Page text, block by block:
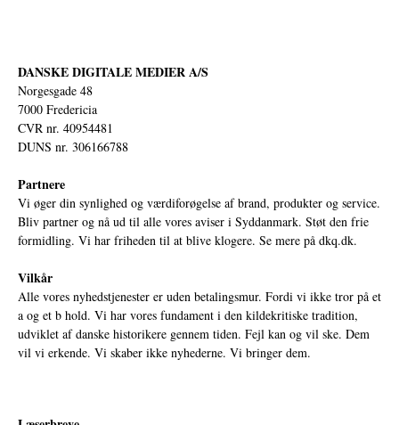
DANSKE DIGITALE MEDIER A/S
Norgesgade 48
7000 Fredericia
CVR nr. 40954481
DUNS nr. 306166788
Partnere
Vi øger din synlighed og værdiforøgelse af brand, produkter og service.
Bliv partner og nå ud til alle vores aviser i Syddanmark. Støt den frie
formidling. Vi har friheden til at blive klogere. Se mere på dkq.dk.
Vilkår
Alle vores nyhedstjenester er uden betalingsmur. Fordi vi ikke tror på et
a og et b hold. Vi har vores fundament i den kildekritiske tradition,
udviklet af danske historikere gennem tiden. Fejl kan og vil ske. Dem
vil vi erkende. Vi skaber ikke nyhederne. Vi bringer dem.